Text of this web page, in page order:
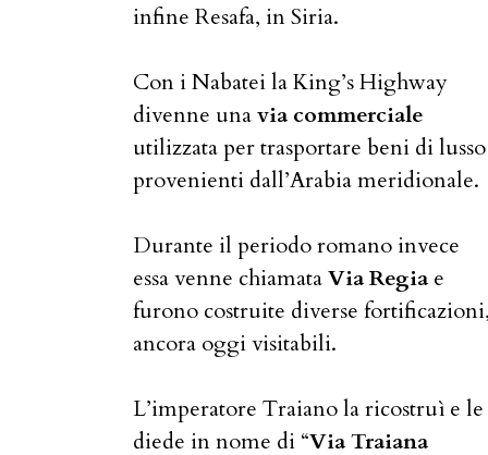
infine Resafa, in Siria.
Con i Nabatei la King’s Highway
divenne unavia commerciale
utilizzata per trasportare beni di lusso
provenienti dall’Arabia meridionale.
Durante il periodo romano invece
essa venne chiamataVia Regia e
furono costruite diverse
ancora oggi visitabili.
L’imperatore Traiano la ricostruì e le
diede in nome di “Via Traiana